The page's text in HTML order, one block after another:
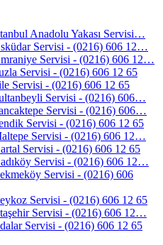
Anadolu Yakası Servisi…
Servisi - (0216) 606 12…
Servisi - (0216) 606 12…
Servisi - (0216) 606 12 65
Servisi - (0216) 606 12 65
Servisi - (0216) 606…
Servisi - (0216) 606…
Servisi - (0216) 606 12 65
Servisi - (0216) 606 12…
Servisi - (0216) 606 12 65
Servisi - (0216) 606 12…
Servisi - (0216) 606
Servisi - (0216) 606 12 65
Servisi - (0216) 606 12…
Servisi - (0216) 606 12 65